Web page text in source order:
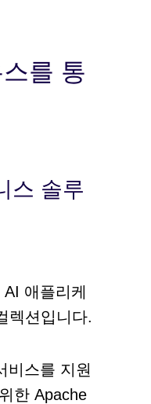
를 통
스 솔루
애플리케
렉션입니다.
비스를 지원
한 Apache